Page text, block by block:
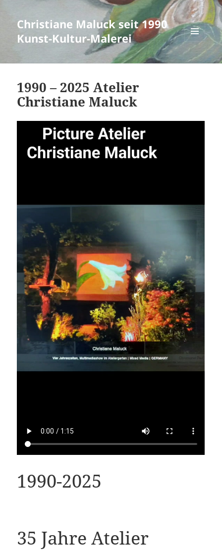
Christiane Maluck seit 1990
Kunst-Kultur-Malerei
MENÜ
UND
WIDGETS
1990 – 2025 Atelier
Christiane Maluck
1990-2025
35 Jahre Atelier